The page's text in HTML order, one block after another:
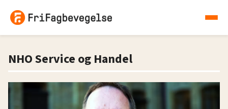
NHO Service og Handel